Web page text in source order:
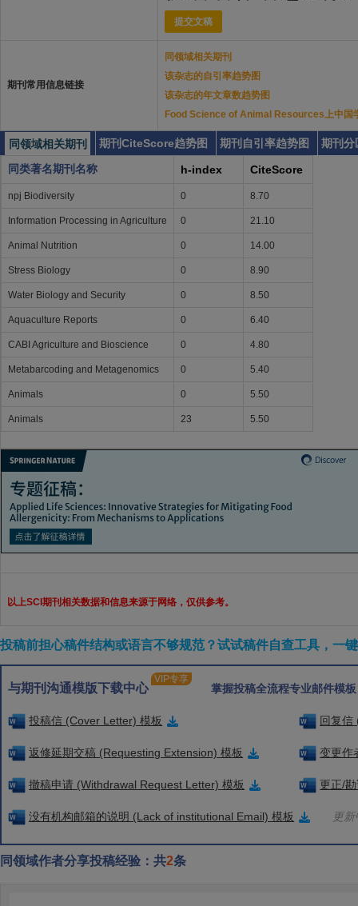
提交文稿
期刊常用信息链接
同领域相关期刊
该杂志的自引率趋势图
该杂志的年文章数趋势图
Food Science of Animal Resources上中国
同领域相关期刊 期刊CiteScore趋势图 期刊自引率趋势图
期刊分
同类著名期刊名称
h-index CiteScore
npj Biodiversity 0 8.70
Information Processing in Agriculture 0 21.10
Animal Nutrition 0 14.00
Stress Biology 0 8.90
Water Biology and Security 0 8.50
Aquaculture Reports 0 6.40
CABI Agriculture and Bioscience 0 4.80
Metabarcoding and Metagenomics 0 5.40
Animals 0 5.50
Animals 23 5.50
以上SCI期刊相关数据和信息来源于网络，仅供参考。
投稿前担心稿件结构或语言不够规范？试试稿件自查工具，一
与期刊沟通模版下载中心
VIP专享
掌握投稿全流程专业邮件模
投稿信 (Cover Letter) 模板 回复信
返修延期交稿 (Requesting Extension) 模板 变更作
撤稿申请 (Withdrawal Request Letter) 模板 更正/
没有机构邮箱的说明 (Lack of institutional Email) 模板 更
同领域作者分享投稿经验：共2条